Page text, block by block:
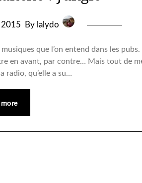
2015 By lalydo
que l’on entend dans les
en avant, par contre… Mais tout de
radio, qu’elle a su…